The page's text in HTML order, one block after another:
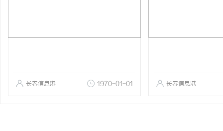
长春信息港 1970-01-01 长春信息港